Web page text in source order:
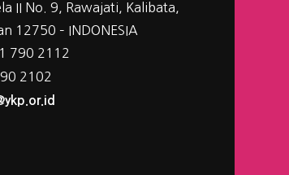
II No. 9, Rawajati, Kalibata,
12750 – INDONESIA
790 2112
2102